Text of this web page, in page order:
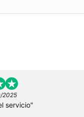
2025
servicio"